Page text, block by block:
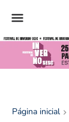
Página inicial